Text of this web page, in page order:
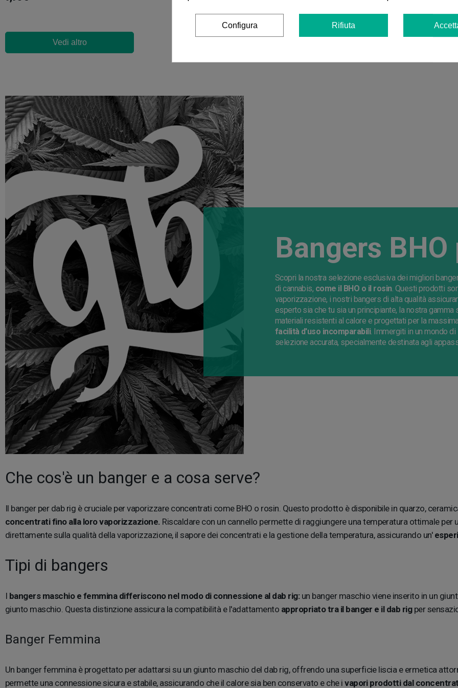
Vedi altro
Bangers
Scopri la nostra selezione esclusiva dei migliori
di cannabis, come il BHO o il rosin. Questi prodotti
vaporizzazione, i nostri bangers di alta qualità
esperto sia che tu sia un principiante, la nostra
materiali resistenti al calore e progettati per la
facilità d'uso incomparabili. Immergiti in un mondo
selezione accurata, specialmente destinata agli
Che cos'è un banger e a cosa serve?
Il banger per dab rig è cruciale per vaporizzare concentrati come BHO o rosin. Questo prodotto è disponibile in quarzo,
concentrati fino alla loro vaporizzazione. Riscaldare con un cannello permette di raggiungere una temperatura ottimale
direttamente sulla qualità della vaporizzazione, il sapore dei concentrati e la gestione della temperatura, assicurando un'
Tipi di bangers
I bangers maschio e femmina differiscono nel modo di connessione al dab rig:un banger maschio viene inserito in un
giunto maschio. Questa distinzione assicura la compatibilità e l'adattamento appropriato tra il banger e il dab rigper
Banger Femmina
Un banger femmina è progettato per adattarsi su un giunto maschio del dab rig, offrendo una superficie liscia e ermetica
permette una connessione sicura e stabile, assicurando che il calore sia ben conservato e che ivapori prodotti dal
Configura Rifiuta